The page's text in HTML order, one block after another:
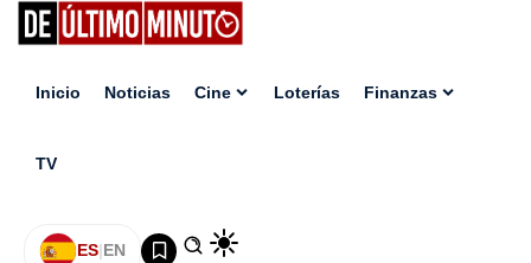
Inicio Noticias Cine Loterías Finanzas
TV
ES|EN